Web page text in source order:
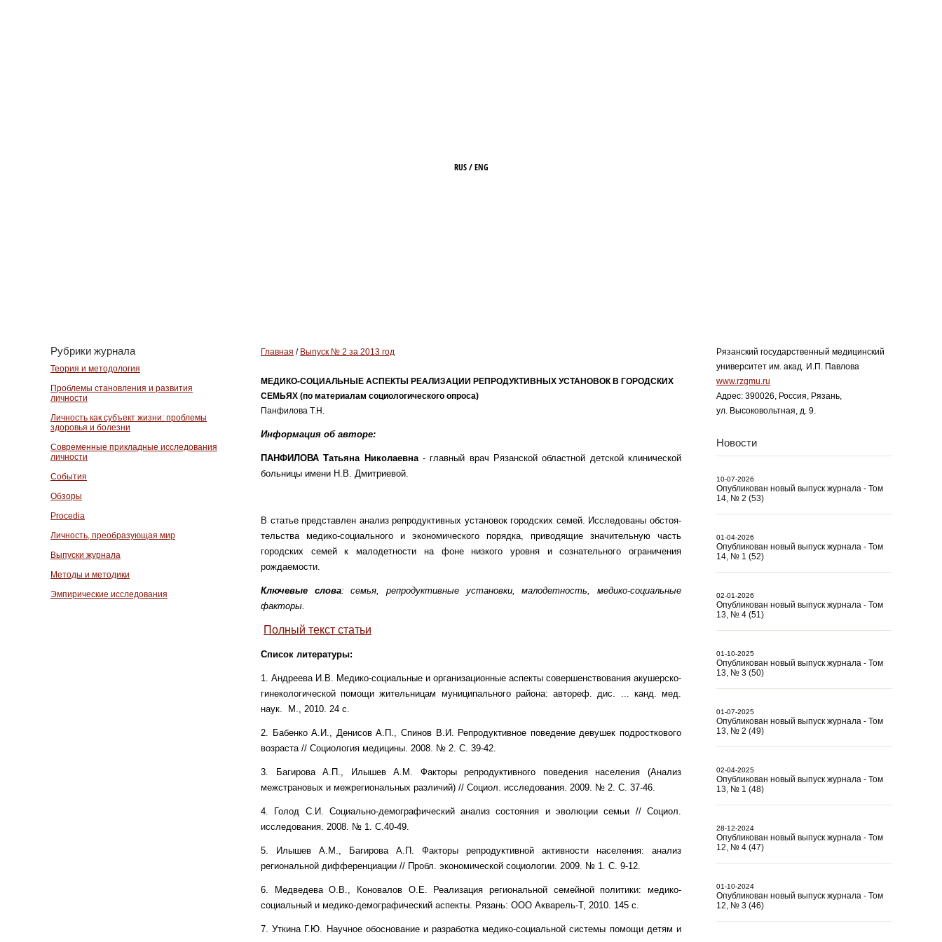
RUS/ENG
Рубрики журнала
Теория и методология
Проблемы становления и развития
личности
Личность как субъект жизни: проблемы
здоровья и болезни
Современные прикладные исследования
личности
События
Обзоры
Procedia
Личность, преобразующая мир
Выпуски журнала
Методы и методики
Эмпирические исследования
Главная / Выпуск № 2 за 2013 год
МЕДИКО-СОЦИАЛЬНЫЕ АСПЕКТЫ РЕАЛИЗАЦИИ РЕПРОДУКТИВНЫХ УСТАНОВОК В ГОРОДСКИХ
СЕМЬЯХ (по материалам социологического опроса)
Панфилова Т.Н.
Информация об авторе:
ПАНФИЛОВА Татьяна Николаевна - главный врач Рязанской областной детской клинической
больницы имени Н.В. Дмитриевой.
В статье представлен анализ репродуктивных установок городских семей. Исследованы обстоя­
тельства медико-социального и экономического порядка, приводящие значительную часть
городских семей к малодетности на фоне низкого уровня и сознательного ограничения
рождаемости.
Ключевые слова:семья, репродуктивные установки, малодетность, медико-социальные
факторы.
Полный текст статьи
Список литературы:
1. Андреева И.В. Медико-социальные и организационные аспекты совершенствования акушерско-
гинекологической помощи жительницам муниципального района: автореф. дис. ... канд. мед.
наук. M., 2010. 24 с.
2. Бабенко А.И., Денисов А.П., Спинов В.И. Репродуктивное поведение девушек подросткового
возраста // Социология медицины. 2008. № 2. С. 39-42.
3. Багирова А.П., Илышев А.М. Факторы репродуктивного поведения населения (Анализ
межстрановых и межрегиональных различий) // Социол. исследования. 2009. № 2. C. 37-46.
4. Голод С.И. Социально-демографический анализ состояния и эволюции семьи // Социол.
исследования. 2008. № 1. С.40-49.
5. Илышев А.М., Багирова А.П. Факторы репродуктивной активности населения: анализ
региональной дифференциации // Пробл. экономической социологии. 2009. № 1. С. 9-12.
6. Медведева О.В., Коновалов О.Е. Реализация региональной семейной политики: медико-
социальный и медико-демографический аспекты. Рязань: ООО Акварель-Т, 2010. 145 с.
7. Уткина Г.Ю. Научное обоснование и разработка медико-социальной системы помощи детям и
Рязанский государственный медицинский
университет им. акад. И.П. Павлова
www.rzgmu.ru
Адрес: 390026, Россия, Рязань,
ул. Высоковольтная, д. 9.
Новости
10-07-2026
Опубликован новый выпуск журнала - Том
14, № 2 (53)
01-04-2026
Опубликован новый выпуск журнала - Том
14, № 1 (52)
02-01-2026
Опубликован новый выпуск журнала - Том
13, № 4 (51)
01-10-2025
Опубликован новый выпуск журнала - Том
13, № 3 (50)
01-07-2025
Опубликован новый выпуск журнала - Том
13, № 2 (49)
02-04-2025
Опубликован новый выпуск журнала - Том
13, № 1 (48)
28-12-2024
Опубликован новый выпуск журнала - Том
12, № 4 (47)
01-10-2024
Опубликован новый выпуск журнала - Том
12, № 3 (46)